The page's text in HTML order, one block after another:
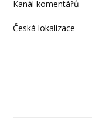
Kanál komentářů
Česká lokalizace